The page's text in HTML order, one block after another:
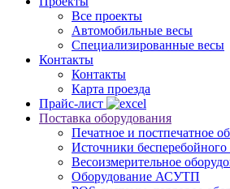
Все проекты
Автомобильные весы
Специализированные весы
Контакты
Контакты
Карта проезда
Прайс-лист
Поставка оборудования
Печатное и постпечатное
Источники бесперебойного
Весоизмерительное
Оборудование АСУТП